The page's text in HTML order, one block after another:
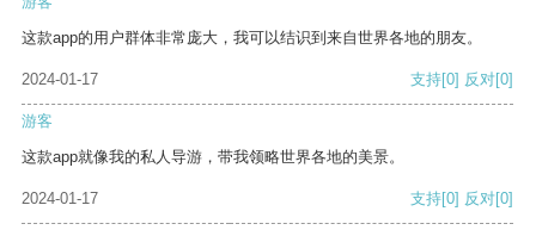
这款app的用户群体非常庞大，我可以结识到来自世界各地的朋友。
2024-01-17 支持[0] 反对[0]
游客
这款app就像我的私人导游，带我领略世界各地的美景。
2024-01-17 支持[0] 反对[0]